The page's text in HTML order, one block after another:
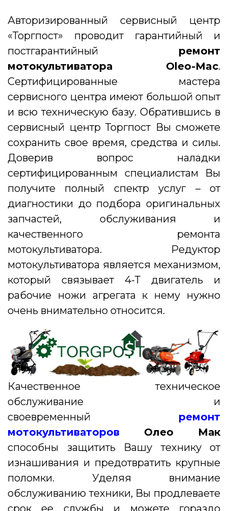
Авторизированный сервисный центр
«Торгпост» проводит гарантийный и
постгарантийный ремонт
мотокультиватора Oleo-Mac.
Сертифицированные мастера
сервисного центра имеют большой опыт
и всю техническую базу. Обратившись в
сервисный центр Торгпост Вы сможете
сохранить свое время, средства и силы.
Доверив вопрос наладки
сертифицированным специалистам Вы
получите полный спектр услуг – от
диагностики до подбора оригинальных
запчастей, обслуживания и
качественного ремонта
мотокультиватора. Редуктор
мотокультиватора является механизмом,
который связывает 4-Т двигатель и
рабочие ножи агрегата к нему нужно
очень внимательно относится.
Качественное техническое
обслуживание и
своевременный ремонт
мотокультиваторов
Олео Мак
способны защитить Вашу технику от
изнашивания и предотвратить крупные
поломки. Уделяя внимание
обслуживанию техники, Вы продлеваете
срок ее службы и можете гораздо